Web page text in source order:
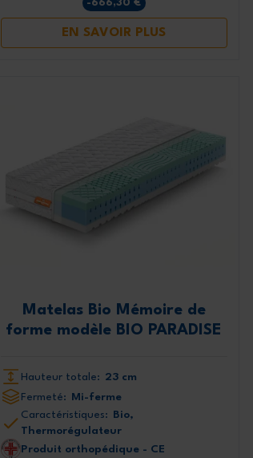
-666,30 €
EN SAVOIR PLUS
Matelas Bio Mémoire de
forme modèle BIO PARADISE
Hauteur totale: 23 cm
Fermeté: Mi-ferme
Caractéristiques:
Bio,
Thermorégulateur
Produit orthopédique - CE